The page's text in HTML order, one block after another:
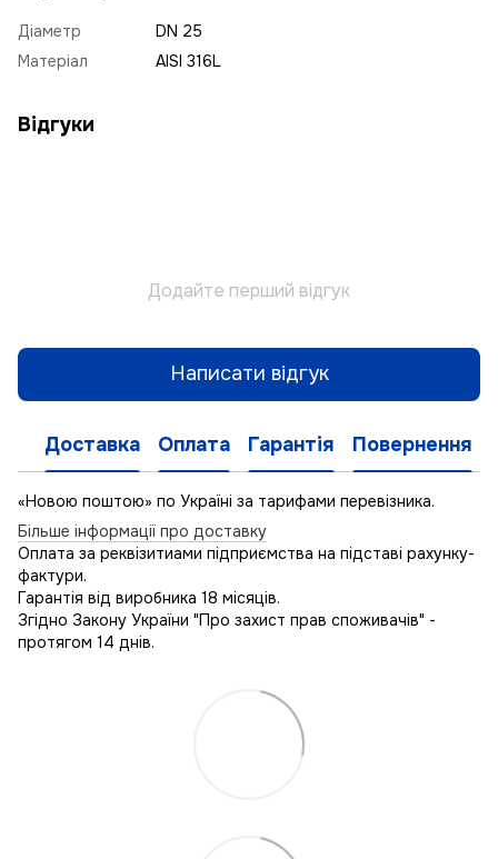
Діаметр
DN 25
Матеріал
AISI 316L
Відгуки
Додайте перший відгук
Написати відгук
Доставка Оплата Гарантія Повернення
«Новою поштою» по Україні за тарифами перевізника.
Більше інформації про доставку
Оплата за реквізитиами підприємства на підставі рахунку-
фактури.
Гарантія від виробника 18 місяців.
Згідно Закону України "Про захист прав споживачів" -
протягом 14 днів.